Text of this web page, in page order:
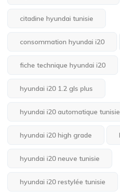
citadine hyundai tunisie
consommation hyundai i20
fiche technique hyundai i20
hyundai i20 1.2 gls plus
hyundai i20 automatique tunisie
hyundai i20 high grade
hyundai i20 neuve tunisie
hyundai i20 restylée tunisie